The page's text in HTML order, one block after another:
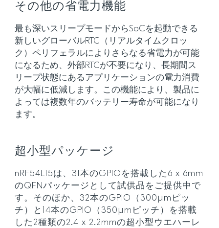
その他の省電力機能
最も深いスリープモードからSoCを起動できる
新しいグローバルRTC（リアルタイムクロッ
ク）ペリフェラルによりさらなる省電力が可能
になるため、外部RTCが不要になり、長期間ス
リープ状態にあるアプリケーションの電力消費
が大幅に低減します。この機能により、製品に
よっては複数年のバッテリー寿命が可能になり
ます。
超小型パッケージ
nRF54L15は、31本のGPIOを搭載した6 x 6mm
のQFNパッケージとして試供品をご提供中で
す。そのほか、32本のGPIO（300µmピッ
チ）と14本のGPIO（350µmピッチ）を搭載
した2種類の2.4 x 2.2mmの超小型ウエハーレ